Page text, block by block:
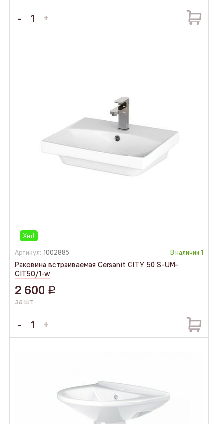
Хит!
Артикул: 1002885 В наличии 1
Раковина встраиваемая Cersanit CITY 50 S-UM-
CIT50/1-w
2 600 q
за шт